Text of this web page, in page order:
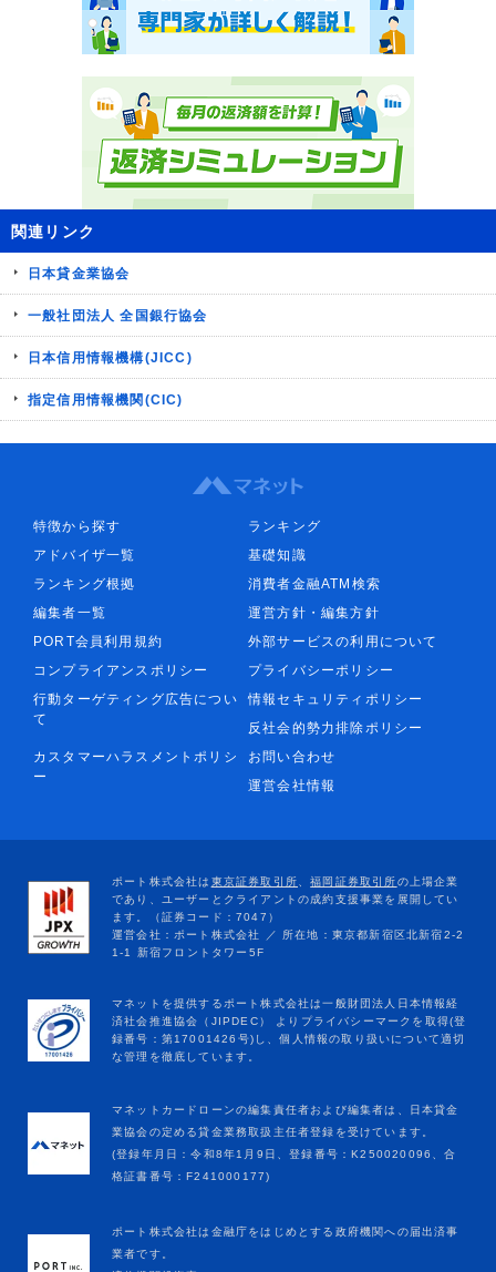
関連リンク
日本貸金業協会
一般社団法人 全国銀行協会
日本信用情報機構(JICC)
指定信用情報機関(CIC)
特徴から探す
ランキング
アドバイザ一覧
基礎知識
ランキング根拠
消費者金融ATM検索
編集者一覧
運営方針・編集方針
PORT会員利用規約
外部サービスの利用について
コンプライアンスポリシー
プライバシーポリシー
行動ターゲティング広告につい
て
情報セキュリティポリシー
反社会的勢力排除ポリシー
カスタマーハラスメントポリシ
ー
お問い合わせ
運営会社情報
マネットカードローンの編集責任者および編集者は、日本貸金
業協会の定める貸金業務取扱主任者登録を受けています。
(登録年月日：令和8年1月9日、登録番号：K250020096、合
格証書番号：F241000177)
ポート株式会社は金融庁をはじめとする政府機関への届出済事
業者です。